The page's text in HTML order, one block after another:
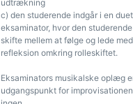
udtrækning
c) den studerende indgår i en
eksaminator, hvor den
skifte mellem at følge og lede
refleksion omkring rolleskiftet.
Eksaminators musikalske oplæg
udgangspunkt for